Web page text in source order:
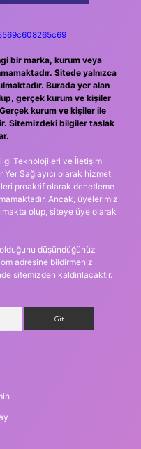
bir marka, kurum veya
Sitede yalnızca
Burada yer alan
gerçek kurum ve kişiler
kurum ve kişiler ile
Sitemizdeki bilgiler taslak
Teknolojileri ve İletişim
Yer Sağlayıcı olarak hizmet
proaktif olarak denetleme
Ancak, üyelerimiz
olup, siteye üye olarak
düşündüğünüz
adresine bildirmeniz
sitemizden kaldırılacaktır.